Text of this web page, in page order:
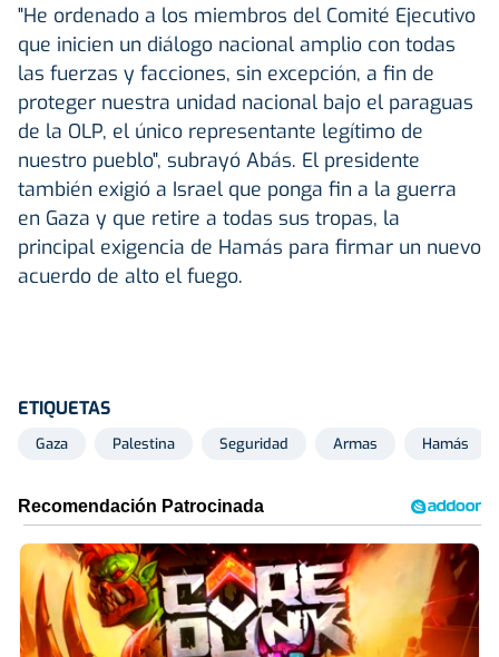
"He ordenado a los miembros del Comité Ejecutivo
que inicien un diálogo nacional amplio con todas
las fuerzas y facciones, sin excepción, a fin de
proteger nuestra unidad nacional bajo el paraguas
de la OLP, el único representante legítimo de
nuestro pueblo", subrayó Abás. El presidente
también exigió a Israel que ponga fin a la guerra
en Gaza y que retire a todas sus tropas, la
principal exigencia de Hamás para firmar un nuevo
acuerdo de alto el fuego.
ETIQUETAS
Gaza Palestina Seguridad Armas Hamás